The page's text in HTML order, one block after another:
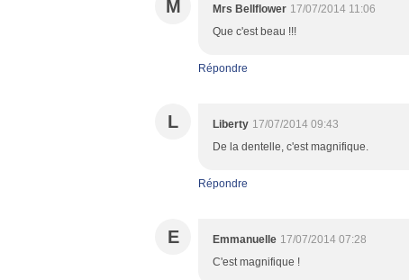
M Mrs Bellflower 17/07/2014 11:06
Que c'est beau !!!
Répondre
L Liberty 17/07/2014 09:43
De la dentelle, c'est magnifique.
Répondre
E Emmanuelle 17/07/2014 07:28
C'est magnifique !